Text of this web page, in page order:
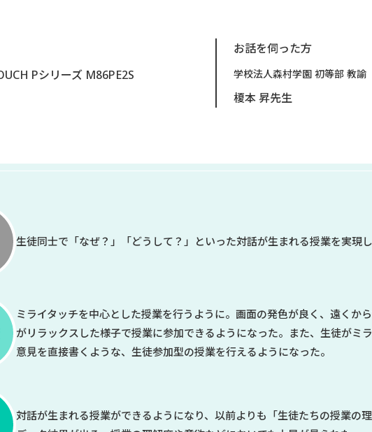
Pシリーズ M86PE2S
お話を伺った方
学校法人森村学園 初等部 教諭
榎本 昇先生
生徒同士で「なぜ？」「どうして？」といった対話が生まれる授業を実現し
ミライタッチを中心とした授業を行うように。画面の発色が良く、遠くか
がリラックスした様子で授業に参加できるようになった。また、生徒がミ
意見を直接書くような、生徒参加型の授業を行えるようになった。
対話が生まれる授業ができるようになり、以前よりも「生徒たちの授業の